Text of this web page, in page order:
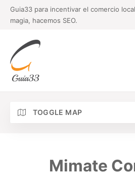
Guia33 para incentivar el comercio
magia, hacemos SEO.
TOGGLE MAP
Mimate